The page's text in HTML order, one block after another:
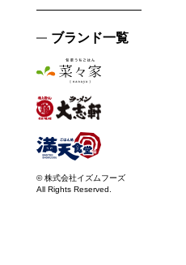
ブランド一覧
© 株式会社イズムフーズ
All Rights Reserved.